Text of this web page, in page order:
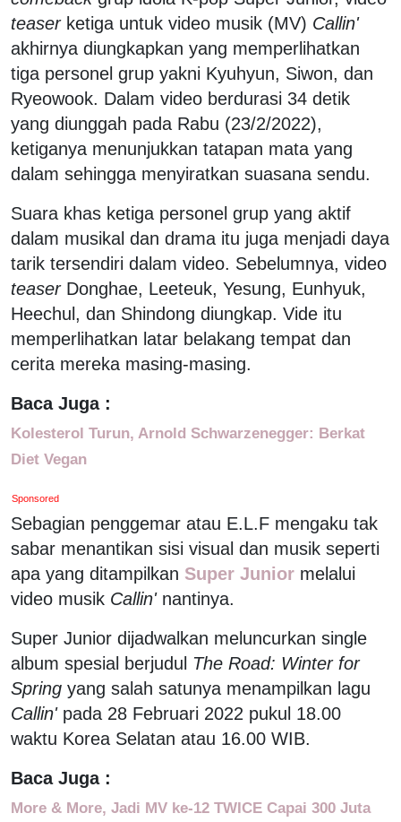
teaserketiga untuk video musik (MV) Callin'
akhirnya diungkapkan yang memperlihatkan
tiga personel grup yakni Kyuhyun, Siwon, dan
Ryeowook. Dalam video berdurasi 34 detik
yang diunggah pada Rabu (23/2/2022),
ketiganya menunjukkan tatapan mata yang
dalam sehingga menyiratkan suasana sendu.
Suara khas ketiga personel grup yang aktif
dalam musikal dan drama itu juga menjadi daya
tarik tersendiri dalam video. Sebelumnya, video
teaserDonghae, Leeteuk, Yesung, Eunhyuk,
Heechul, dan Shindong diungkap. Vide itu
memperlihatkan latar belakang tempat dan
cerita mereka masing-masing.
Baca Juga :
Kolesterol Turun, Arnold Schwarzenegger: Berkat
Diet Vegan
Sponsored
Sebagian penggemar atau E.L.F mengaku tak
sabar menantikan sisi visual dan musik seperti
apa yang ditampilkan Super Junior melalui
video musik Callin'nantinya.
Super Junior dijadwalkan meluncurkan single
album spesial berjudul The Road: Winter for
Spring yang salah satunya menampilkan lagu
Callin'pada 28 Februari 2022 pukul 18.00
waktu Korea Selatan atau 16.00 WIB.
Baca Juga :
More & More, Jadi MV ke-12 TWICE Capai 300 Juta